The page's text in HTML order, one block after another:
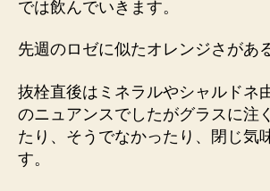
では飲んでいきます。
先週のロゼに似たオレンジさがあ
抜栓直後はミネラルやシャルドネ
のニュアンスでしたがグラスに注
たり、そうでなかったり、閉じ気
す。